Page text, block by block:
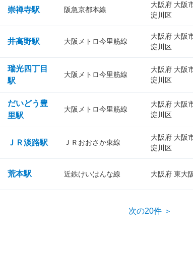
崇禅寺駅 阪急京都本線
大阪府 大阪
淀川区
井高野駅 大阪メトロ今里筋線
大阪府 大阪
淀川区
瑞光四丁目
駅
大阪メトロ今里筋線
大阪府 大阪
淀川区
だいどう豊
里駅
大阪メトロ今里筋線
大阪府 大阪
淀川区
ＪＲ淡路駅 ＪＲおおさか東線
大阪府 大阪
淀川区
荒本駅 近鉄けいはんな線 大阪府 東大
次の20件 ＞